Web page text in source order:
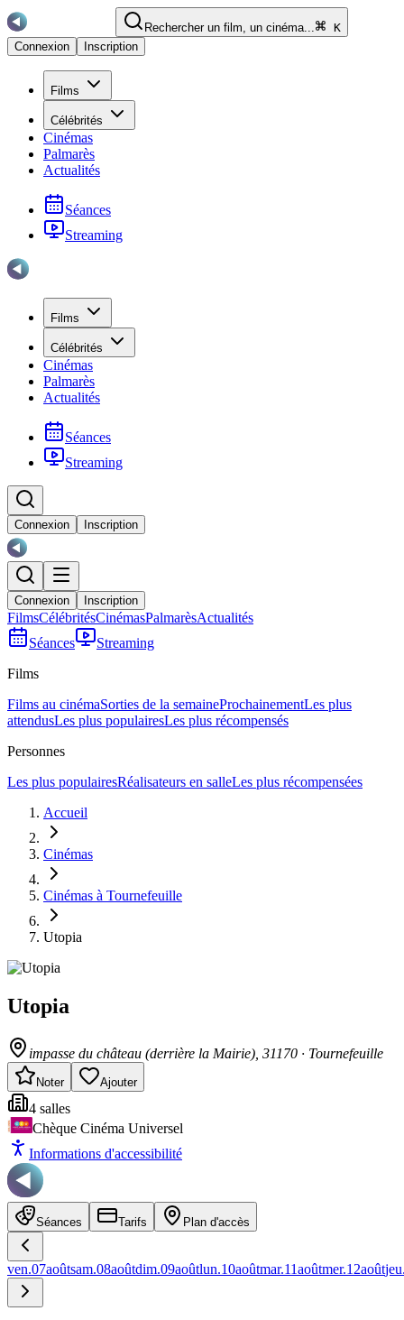
Rechercher un film, un cinéma...
K
Connexion
Inscription
Films
Célébrités
Cinémas
Palmarès
Actualités
Séances
Streaming
Films
Célébrités
Cinémas
Palmarès
Actualités
Séances
Streaming
Connexion Inscription
Connexion Inscription
FilmsCélébritésCinémasPalmarèsActualités
Séances
Streaming
Films
Films au cinémaSorties de la semaineProchainementLes plus
attendusLes plus populairesLes plus récompensés
Personnes
Les plus populairesRéalisateurs en salleLes plus récompensées
Accueil
Cinémas
Cinémas à Tournefeuille
Utopia
Utopia
impasse du château (derrière la Mairie) , 31170 · Tournefeuille
Noter Ajouter
4 salles
Chèque Cinéma Universel
Informations d'accessibilité
Séances Tarifs Plan d'accès
ven.07aoûtsam.08aoûtdim.09aoûtlun.10aoûtmar.11aoûtmer.12août